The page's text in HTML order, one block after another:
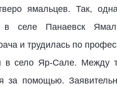
ямальцев. Так,
в селе Панаевск
и трудилась по
в село Яр-Сале. Между
помощью.